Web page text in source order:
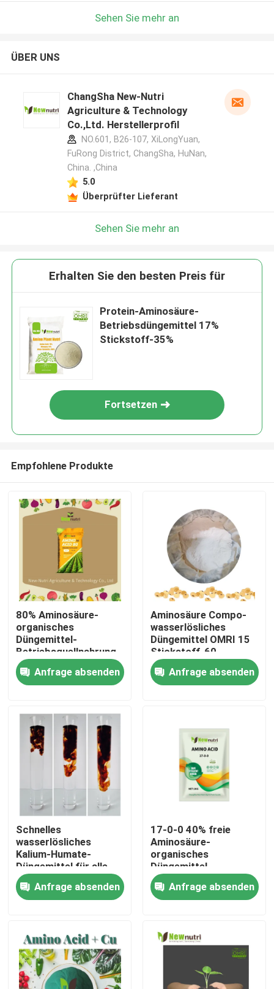
Nach Hause
Über uns
Kontakte
Produkte
Saures organisches Humindüngemittel
Aminosäure-organisches Düngemittel
Stickstoff-organisches Düngemittel
Meerespflanzen-Auszug-Pulver-Düngemittel
Saures Pulver Fulvic
Sehen Sie mehr an
ÜBER UNS
ChangSha New-Nutri
Agriculture & Technology
Co.,Ltd. Herstellerprofil
NO.601, B26-107, XiLongYuan,
FuRong District, ChangSha, HuNan,
China. ,China
5.0
Überprüfter Lieferant
Sehen Sie mehr an
Erhalten Sie den besten Preis für
Protein-Aminosäure-
Betriebsdüngemittel 17%
Stickstoff-35%
Fortsetzen
Empfohlene Produkte
80% Aminosäure-
organisches
Düngemittel-
Betriebsquellnahrung
Anfrage absenden
Aminosäure Compo-
wasserlösliches
Düngemittel OMRI 15
Stickstoff-60
Anfrage absenden
Schnelles
wasserlösliches
Kalium-Humate-
Düngemittel für alle
Ernten
Anfrage absenden
17-0-0 40% freie
Aminosäure-
organisches
Düngemittel
Anfrage absenden